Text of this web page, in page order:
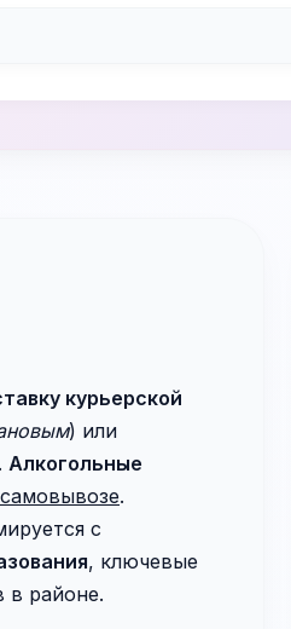
курьерской
) или
Алкогольные
.
с
, ключевые
в районе.